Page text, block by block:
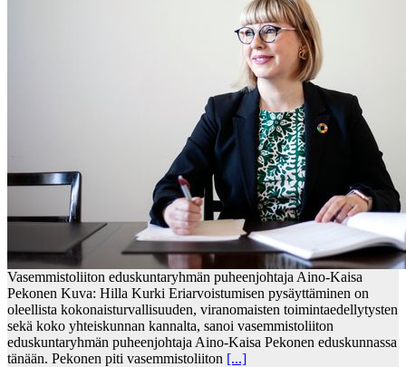
Vasemmistoliiton eduskuntaryhmän puheenjohtaja Aino-Kaisa
Pekonen Kuva: Hilla Kurki Eriarvoistumisen pysäyttäminen on
oleellista kokonaisturvallisuuden, viranomaisten toimintaedellytysten
sekä koko yhteiskunnan kannalta, sanoi vasemmistoliiton
eduskuntaryhmän puheenjohtaja Aino-Kaisa Pekonen eduskunnassa
tänään. Pekonen piti vasemmistoliiton [...]